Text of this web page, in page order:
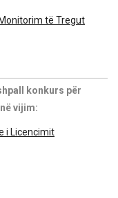
të Tregut
konkurs për
vijim:
i Licencimit